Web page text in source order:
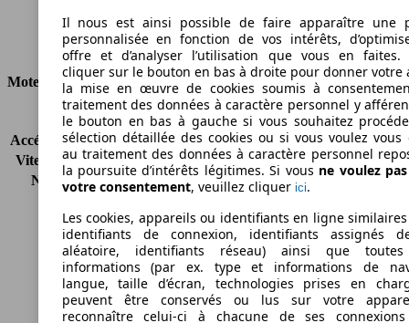
Ø 4.8 l/100km
Consommation
Moteur et Puissance
KW (CH)
103 kW (140 PS)
Accélération (0-100 km/h) 8.9s
Vitesse maximale (km/h)
200 km/h
Nombre de vitesses
6
Cylindrée
998 ccm
Carburant
Essence
Cylindres
3
Transmission
Boîte manuelle
Type de traction
Traction avant
Il nous est ainsi possible de faire apparaître une
personnalisée en fonction de vos intérêts,
offre et d’analyser l’utilisation que vous en faites.
cliquer sur le bouton en bas à droite pour donner votre
la mise en œuvre de cookies soumis à
traitement des données à caractère personnel y
le bouton en bas à gauche si vous souhaitez
sélection détaillée des cookies ou si vous voulez vous
au traitement des données à caractère personnel
la poursuite d’intérêts légitimes. Si vous ne voulez
votre consentement, veuillez cliquer ici.
Les cookies, appareils ou identifiants en ligne
identifiants de connexion, identifiants assignés
aléatoire, identifiants réseau) ainsi que
informations (par ex. type et informations de
langue, taille d’écran, technologies prises en
peuvent être conservés ou lus sur votre
reconnaître celui-ci à chacune de ses